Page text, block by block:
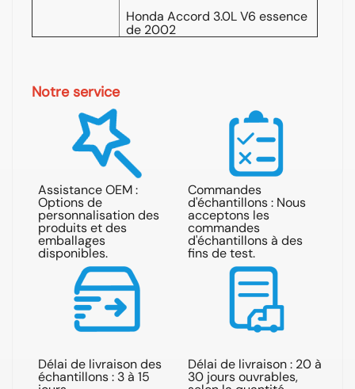
Honda Accord 3.0L V6 essence
de 2002
Notre service
Assistance OEM :
Options de
personnalisation des
produits et des
emballages
disponibles.
Commandes
d'échantillons : Nous
acceptons les
commandes
d'échantillons à des
fins de test.
Délai de livraison des
échantillons : 3 à 15
Délai de livraison : 20 à
30 jours ouvrables,